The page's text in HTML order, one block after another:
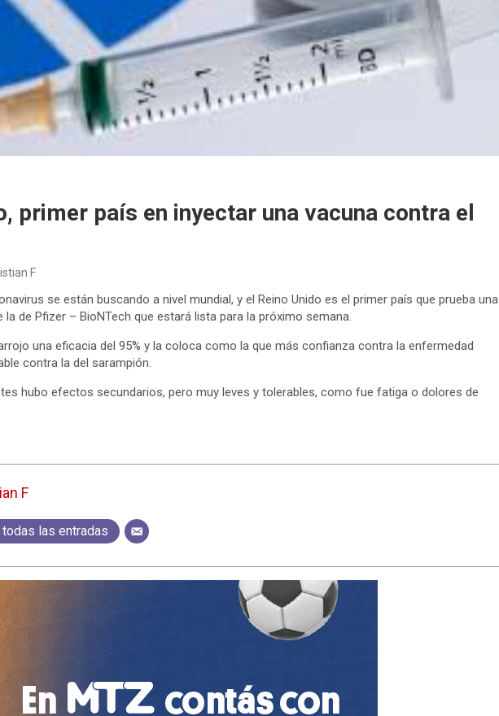
primer país en inyectar una vacuna contra el
F
se están buscando a nivel mundial, y el Reino Unido es el primer país que prueba una
de Pfizer – BioNTech que estará lista para la próximo semana.
una eficacia del 95% y la coloca como la que más confianza contra la enfermedad
contra la del sarampión.
hubo efectos secundarios, pero muy leves y tolerables, como fue fatiga o dolores de
F
todas las entradas